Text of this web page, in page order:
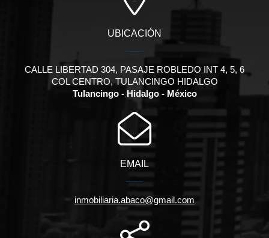
UBICACIÓN
CALLE LIBERTAD 304, PASAJE ROBLEDO INT 4, 5, 6
COL CENTRO, TULANCINGO HIDALGO
Tulancingo - Hidalgo - México
EMAIL
inmobiliaria.abaco@gmail.com